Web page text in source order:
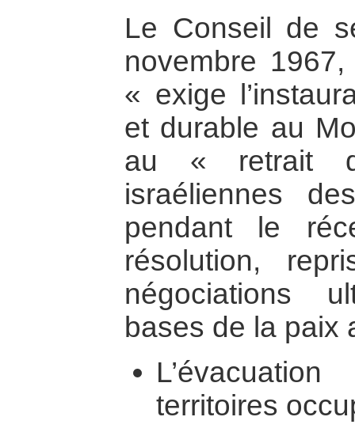
Le Conseil de
novembre
« exige
et durable au
au « retrait
israéliennes
pendant le
résolution,
négociations
bases de la paix
territoires